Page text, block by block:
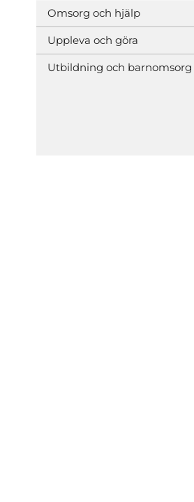
Omsorg och hjälp
Uppleva och göra
Utbildning och barnomsorg